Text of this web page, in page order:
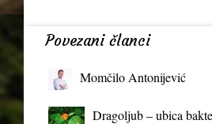
Povezani članci
Momčilo Antonijević
Dragoljub – ubica